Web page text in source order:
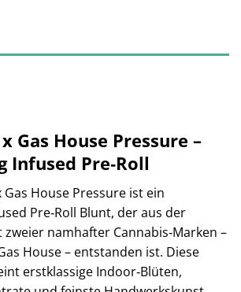
Gas House Pressure –
Infused Pre‑Roll
Gas House Pressure ist ein
Pre‑Roll Blunt, der aus der
namhafter Cannabis‑Marken –
House – entstanden ist. Diese
erstklassige Indoor‑Blüten,